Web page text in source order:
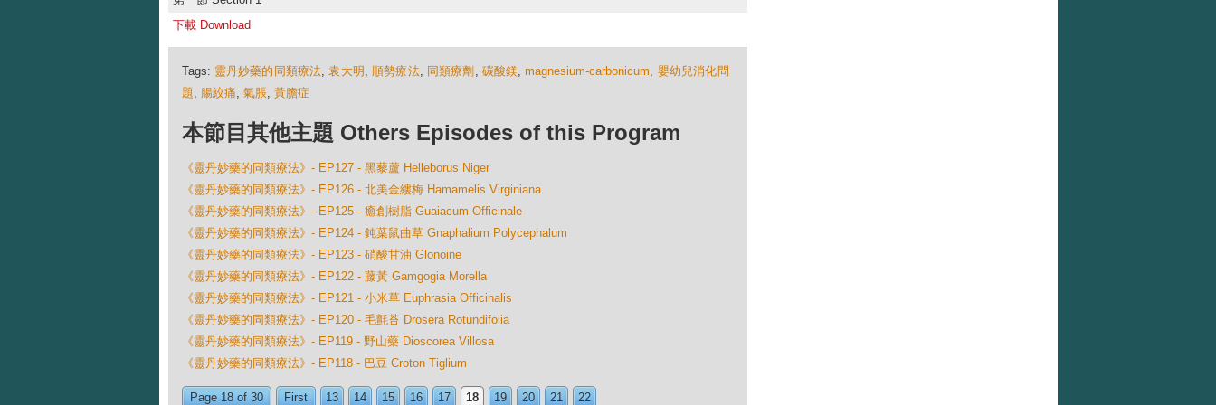
下載 Download
Tags: 靈丹妙藥的同類療法,袁大明 , 順勢療法, 同類療劑 , 碳酸鎂,magnesium-carbonicum, 嬰幼兒消化問
題, 腸絞痛, 氣脹, 黃膽症
本節目其他主題 Others Episodes of this Program
《靈丹妙藥的同類療法》- EP127 - 黑藜蘆 Helleborus Niger
《靈丹妙藥的同類療法》- EP126 - 北美金縷梅 Hamamelis Virginiana
《靈丹妙藥的同類療法》- EP125 - 癒創樹脂 Guaiacum Officinale
《靈丹妙藥的同類療法》- EP124 - 鈍葉鼠曲草 Gnaphalium Polycephalum
《靈丹妙藥的同類療法》- EP123 - 硝酸甘油 Glonoine
《靈丹妙藥的同類療法》- EP122 - 藤黃 Gamgogia Morella
《靈丹妙藥的同類療法》- EP121 - 小米草 Euphrasia Officinalis
《靈丹妙藥的同類療法》- EP120 - 毛氈苔 Drosera Rotundifolia
《靈丹妙藥的同類療法》- EP119 - 野山藥 Dioscorea Villosa
《靈丹妙藥的同類療法》- EP118 - 巴豆 Croton Tiglium
Page 18 of 30 First 13 14 15 16 17 18 19 20 21 22